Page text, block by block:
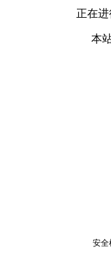
正在
本
安全